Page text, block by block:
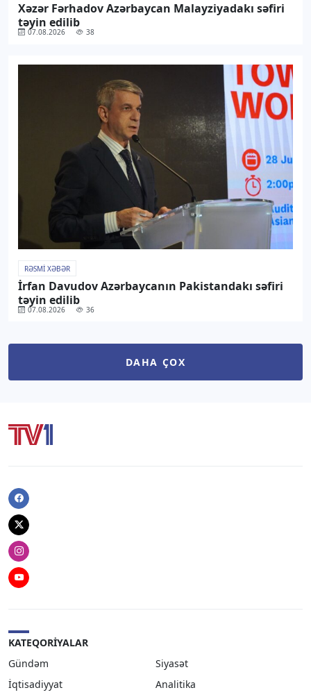
Xəzər Fərhadov Azərbaycan Malayziyadakı səfiri
təyin edilib
07.08.2026 38
RƏSMI XƏBƏR
İrfan Davudov Azərbaycanın Pakistandakı səfiri
təyin edilib
07.08.2026 36
DAHA ÇOX
Facebook
Twitter
Instagram
Youtube
KATEQORIYALAR
Gündəm
Siyasət
İqtisadiyyat
Analitika